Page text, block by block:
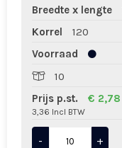
Breedte x lengte
Korrel
120
Voorraad
10
Prijs p.st.
€ 2,78
3,36 Incl BTW
- +